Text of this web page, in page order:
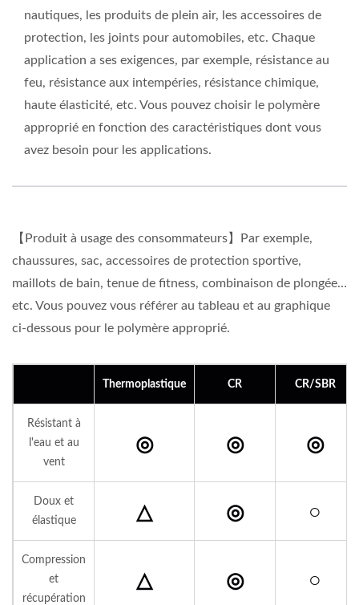
nautiques, les produits de plein air, les accessoires de
protection, les joints pour automobiles, etc. Chaque
application a ses exigences, par exemple, résistance au
feu, résistance aux intempéries, résistance chimique,
haute élasticité, etc. Vous pouvez choisir le polymère
approprié en fonction des caractéristiques dont vous
avez besoin pour les applications.
【Produit à usage des consommateurs】Par exemple,
chaussures, sac, accessoires de protection sportive,
maillots de bain, tenue de fitness, combinaison de plongée…
etc. Vous pouvez vous référer au tableau et au graphique
ci-dessous pour le polymère approprié.
Thermoplastique CR CR/SBR
Résistant à
l'eau et au
vent
◎ ◎ ◎
Doux et
élastique
△ ◎ ○
Compression
et
récupération
△ ◎ ○